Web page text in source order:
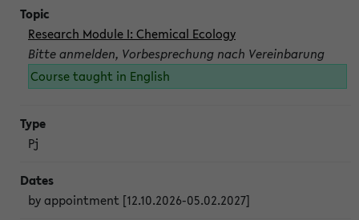
Research Module I: Chemical Ecology
Bitte anmelden, Vorbesprechung nach Vereinbarung
Course taught in English
Pj
by appointment [12.10.2026-05.02.2027]